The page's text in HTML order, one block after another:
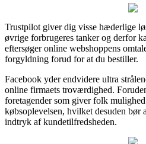
Trustpilot giver dig visse hæderlige
øvrige forbrugeres tanker og derfor
eftersøger online webshoppens
forgyldning forud for at du bestiller.
Facebook yder endvidere ultra
online firmaets troværdighed.
foretagender som giver folk
købsoplevelsen, hvilket desuden bør
indtryk af kundetilfredsheden.